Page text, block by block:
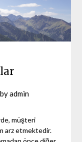
admin
müşteri
arz etmektedir.